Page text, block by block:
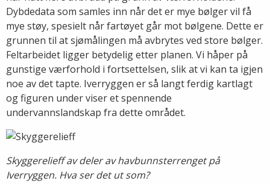
Dybdedata som samles inn når det er mye bølger vil få
mye støy, spesielt når fartøyet går mot bølgene. Dette er
grunnen til at sjømålingen må avbrytes ved store bølger.
Feltarbeidet ligger betydelig etter planen. Vi håper på
gunstige værforhold i fortsettelsen, slik at vi kan ta igjen
noe av det tapte. Iverryggen er så langt ferdig kartlagt
og figuren under viser et spennende
undervannslandskap fra dette området.
Skyggerelieff av deler av havbunnsterrenget på
Iverryggen. Hva ser det ut som?